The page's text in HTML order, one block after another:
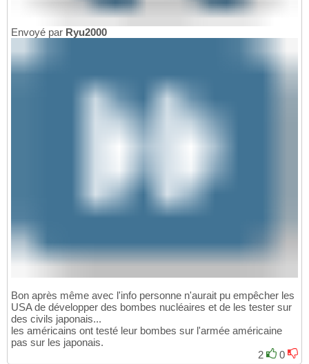
Envoyé par Ryu2000
Bon après même avec l'info personne n'aurait pu empêcher les
USA de développer des bombes nucléaires et de les tester sur
des civils japonais...
les américains ont testé leur bombes sur l'armée américaine
pas sur les japonais.
2
0